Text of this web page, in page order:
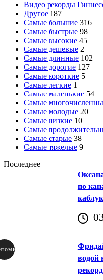
Видео рекорды
Другое 187
Самые большие 316
Самые быстрые 98
Самые высокие 45
Самые дешевые 2
Самые длинные 102
Самые дорогие 127
Самые короткие 5
Самые легкие 1
Самые маленькие 54
Самые
Самые молодые 20
Самые низкие 10
Самые
Самые старые 38
Самые тяжелые 9
Последнее
по
водой
рекорд